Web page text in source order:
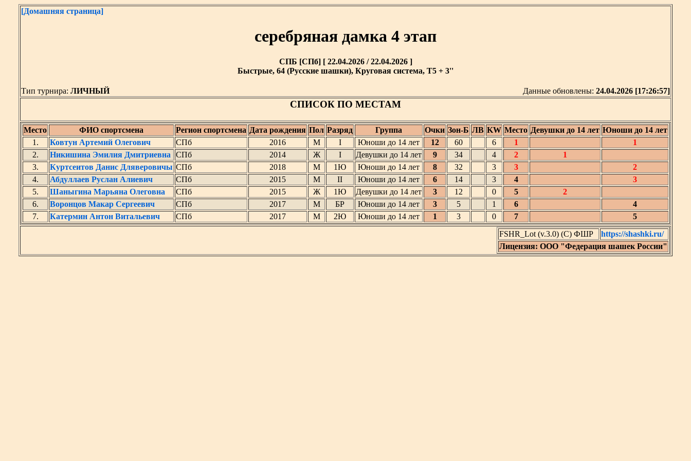
[Домашняя страница]
серебряная дамка 4 этап
СПБ [СПб] [ 22.04.2026 / 22.04.2026 ]
Быстрые, 64 (Русские шашки), Круговая система, T5 + 3''
Тип турнира: ЛИЧНЫЙ Данные обновлены: 24.04.2026 [17:26:57]
СПИСОК ПО МЕСТАМ
Место ФИО спортсмена Регион спортсмена Дата рождения Пол Разряд Группа Очки Зон-Б ЛВ KW Место Девушки до 14 лет Юноши до 14 лет
1.
Ковтун Артемий Олегович СПб 2016 М I Юноши до 14 лет 12 60 6 1
1
2.
Никишина Эмилия Дмитриевна СПб 2014 Ж I Девушки до 14 лет 9 34 4 2
1
3.
Куртсеитов Данис Дляверовичы СПб 2018 М 1Ю Юноши до 14 лет 8 32 3 3
2
4.
Абдуллаев Руслан Алиевич СПб 2015 М II Юноши до 14 лет 6 14 3 4
3
5.
Шаныгина Марьяна Олеговна СПб 2015 Ж 1Ю Девушки до 14 лет 3 12 0 5
2
6.
Воронцов Макар Сергеевич СПб 2017 М БР Юноши до 14 лет 3 5 1 6
4
7.
Катермин Антон Витальевич СПб 2017 М 2Ю Юноши до 14 лет 1 3 0 7
5
FSHR_Lot (v.3.0) (C) ФШР
https://shashki.ru/
Лицензия: ООО "Федерация шашек России"